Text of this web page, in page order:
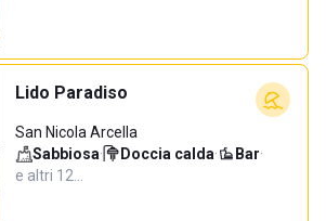
Lido Paradiso
San Nicola Arcella
Sabbiosa· Doccia calda· Bar·
e altri 12…